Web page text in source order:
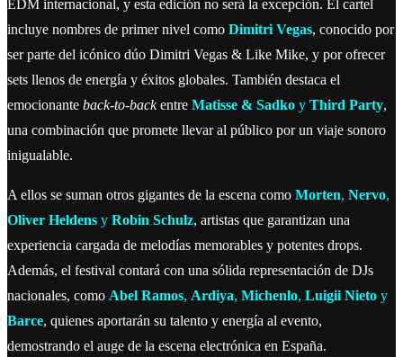
EDM internacional, y esta edición no será la excepción. El cartel
incluye nombres de primer nivel como Dimitri Vegas, conocido por
ser parte del icónico dúo Dimitri Vegas & Like Mike, y por ofrecer
sets llenos de energía y éxitos globales. También destaca el
emocionante back-to-backentre Matisse & Sadko y Third Party,
una combinación que promete llevar al público por un viaje sonoro
inigualable.
A ellos se suman otros gigantes de la escena como Morten, Nervo,
Oliver Heldens y Robin Schulz, artistas que garantizan una
experiencia cargada de melodías memorables y potentes drops.
Además, el festival contará con una sólida representación de DJs
nacionales, como Abel Ramos, Ardiya, Michenlo, Luigii Nieto y
Barce, quienes aportarán su talento y energía al evento,
demostrando el auge de la escena electrónica en España.